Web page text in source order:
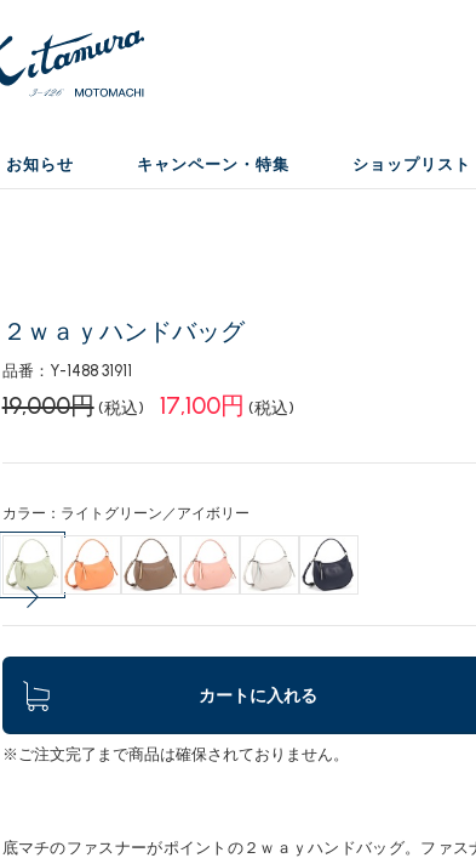
お知らせ キャンペーン・特集 ショップリスト
２ｗａｙハンドバッグ
品番：Y-1488 31911
19,000円 (税込) 17,100円 (税込)
カラー：ライトグリーン／アイボリー
カートに入れる
※ご注文完了まで商品は確保されておりません。
底マチのファスナーがポイントの２ｗａｙハンドバッグ。ファス